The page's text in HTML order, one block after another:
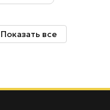
Показать все